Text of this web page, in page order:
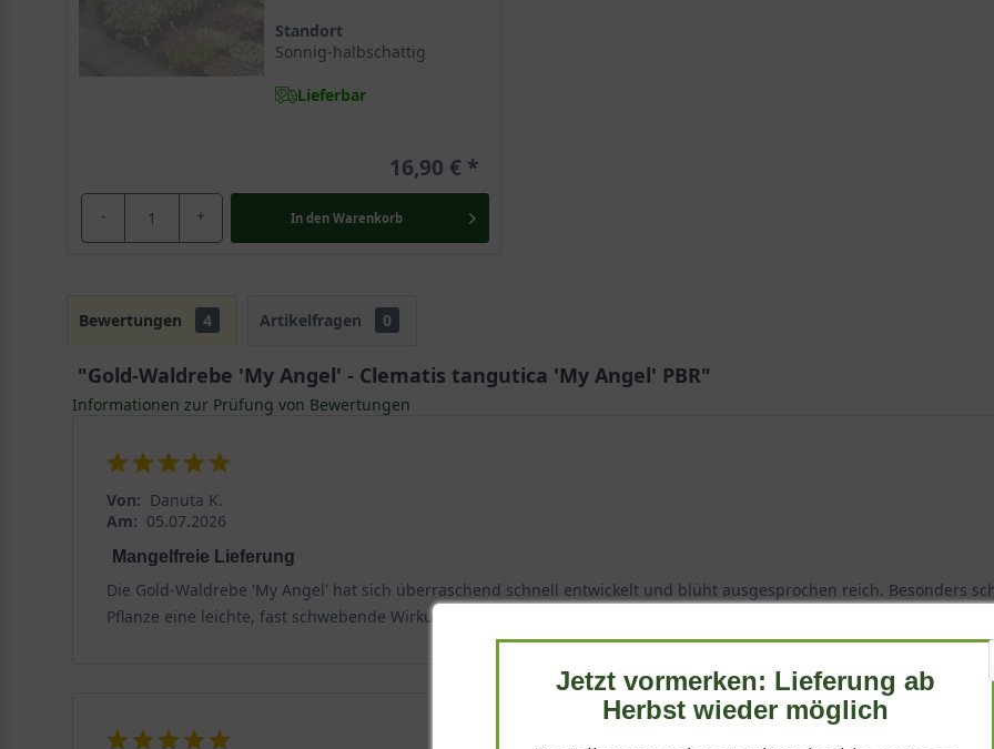
Standort
Sonnig-halbschattig
Lieferbar
16,90 €
- + In den Warenkorb
Bewertungen 4 Artikelfragen 0
"Gold-Waldrebe 'My Angel' - Clematis tangutica 'My Angel' PBR"
Informationen zur Prüfung von Bewertungen
Von: Danuta K.
Am: 05.07.2026
Mangelfreie Lieferung
Die Gold-Waldrebe 'My Angel' hat sich überraschend schnell entwickelt und blüht ausgesprochen reich. Besonders
Pflanze eine leichte, fast schwebende Wirkung verleihen.
Jetzt vormerken: Lieferung ab
Herbst wieder möglich